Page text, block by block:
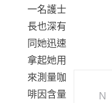
一名護士
長也深有
同她迅速
拿起她用
來測量咖
啡因含量
N